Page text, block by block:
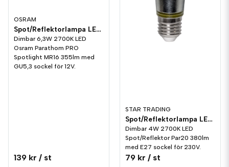
OSRAM
Spot/Reflektorlampa LED 355lm GU5,3 2700K Dim
Dimbar 6,3W 2700K LED
Osram Parathom PRO
Spotlight MR16 355lm med
GU5,3 sockel för 12V.
139 kr / st
STAR TRADING
Spot/Reflektorlampa LED 380lm E27 2700K Dim
Dimbar 4W 2700K LED
Spot/Reflektor Par20 380lm
med E27 sockel för 230V.
79 kr / st